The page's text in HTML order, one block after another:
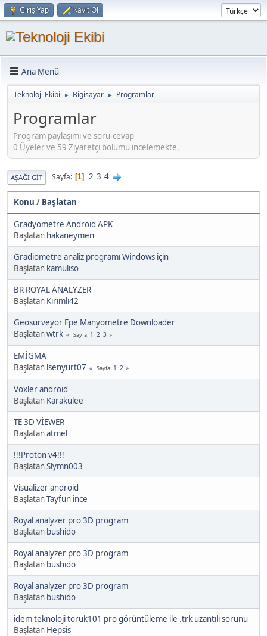
Giriş Yap Kayıt Ol
Ana Menü
Teknoloji Ekibi ► Bigisayar ► Programlar
Programlar
Program paylaşımı ve soru-cevap
0 Üyeler ve 59 Ziyaretçi bölümü incelemekte.
AŞAĞI GIT Sayfa 1 2 3 4
Konu / Başlatan
Gradyometre Android APK
Başlatan hakaneymen
Gradiometre analiz programı Windows için
Başlatan kamuliso
BR ROYAL ANALYZER
Başlatan Kırımlı42
Geosurveyor Epe Manyometre Downloader
Başlatanwtrk Sayfa 1 2 3
EMİGMA
Başlatan lsenyurt07 Sayfa 1 2
Voxler android
Başlatan Karakulee
TE 3D VİEWER
Başlatanatmel
!!!Proton v4!!!
BaşlatanSlymn003
Visualizer android
BaşlatanTayfun ince
Royal analyzer pro 3D program
Başlatan bushido
Royal analyzer pro 3D program
Başlatan bushido
Royal analyzer pro 3D program
Başlatan bushido
idem teknoloji toruk101 pro görüntüleme ile .trk uzantılı sorunu
Başlatan Hepsis